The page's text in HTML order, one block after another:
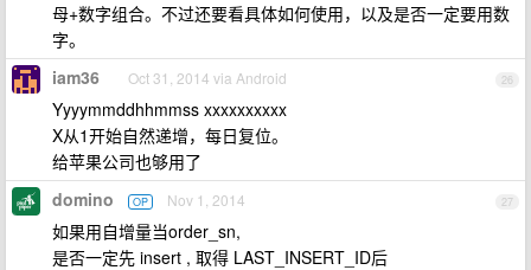
母+数字组合。不过还要看具体如何使用，以及是否一定要用数
字。
26
iam36 Oct 31, 2014 via Android
Yyyymmddhhmmss xxxxxxxxxx
X从1开始自然递增，每日复位。
给苹果公司也够用了
27
domino OP Nov 1, 2014
如果用自增量当order_sn,
是否一定先 insert , 取得 LAST_INSERT_ID后